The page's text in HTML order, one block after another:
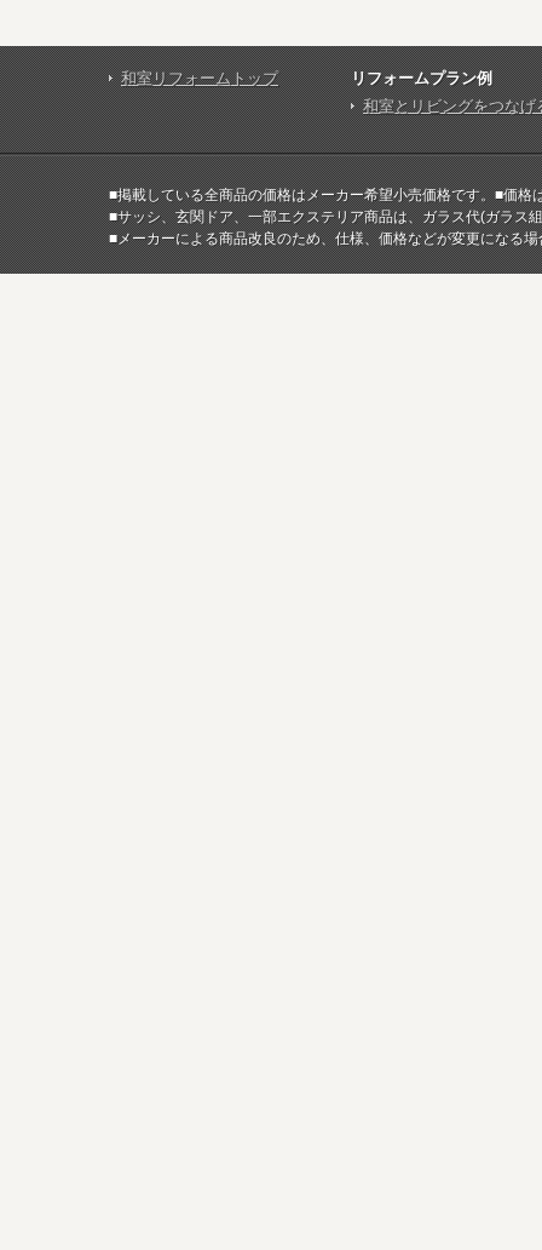
和室リフォームトップ
リフォームプラン例
和室とリビングをつなげ
■掲載している全商品の価格はメーカー希望小売価格です。■価
■サッシ、玄関ドア、一部エクステリア商品は、ガラス代(ガラス
■メーカーによる商品改良のため、仕様、価格などが変更になる